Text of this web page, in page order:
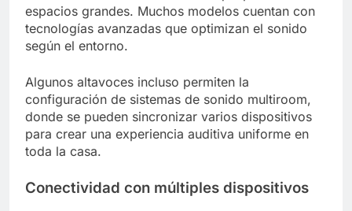
espacios grandes. Muchos modelos cuentan con
tecnologías avanzadas que optimizan el sonido
según el entorno.
Algunos altavoces incluso permiten la
configuración de sistemas de sonido multiroom,
donde se pueden sincronizar varios dispositivos
para crear una experiencia auditiva uniforme en
toda la casa.
Conectividad con múltiples dispositivos